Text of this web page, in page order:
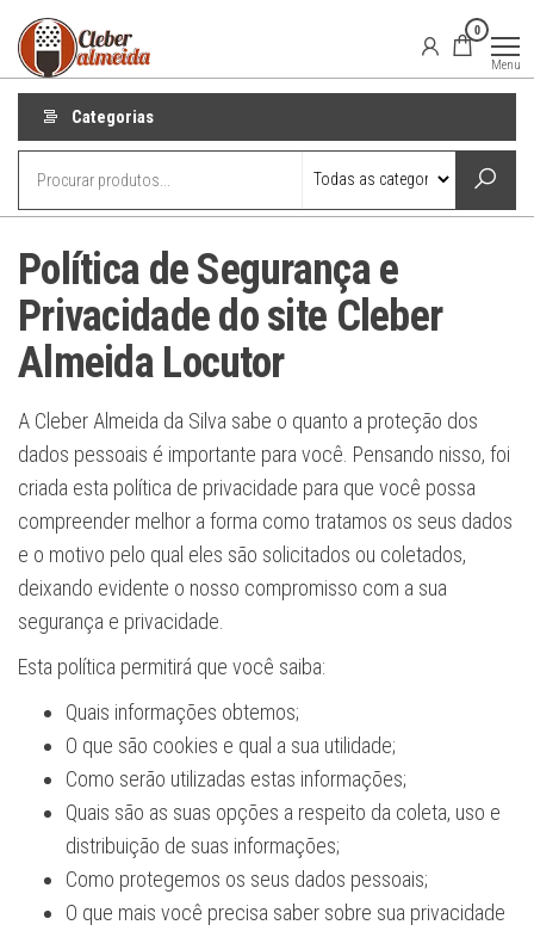
Pular
para
o
conteúdo
Cleber
Almeida
projeto de
comunicação
0
Menu
Categorias
Política de Segurança e
Privacidade do site Cleber
Almeida Locutor
A Cleber Almeida da Silva sabe o quanto a proteção dos
dados pessoais é importante para você. Pensando nisso, foi
criada esta política de privacidade para que você possa
compreender melhor a forma como tratamos os seus dados
e o motivo pelo qual eles são solicitados ou coletados,
deixando evidente o nosso compromisso com a sua
segurança e privacidade.
Esta política permitirá que você saiba:
Quais informações obtemos;
O que são cookies e qual a sua utilidade;
Como serão utilizadas estas informações;
Quais são as suas opções a respeito da coleta, uso e
distribuição de suas informações;
Como protegemos os seus dados pessoais;
O que mais você precisa saber sobre sua privacidade